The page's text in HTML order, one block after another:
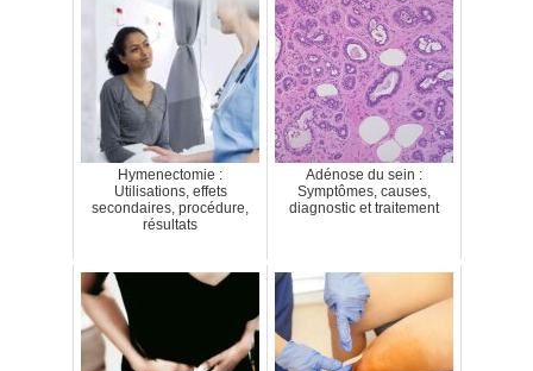
Hymenectomie :
Utilisations, effets
secondaires, procédure,
résultats
Adénose du sein :
Symptômes, causes,
diagnostic et traitement